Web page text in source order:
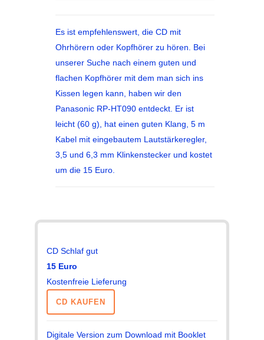
Es ist empfehlenswert, die CD mit
Ohrhörern oder Kopfhörer zu hören. Bei
unserer Suche nach einem guten und
flachen Kopfhörer mit dem man sich ins
Kissen legen kann, haben wir den
Panasonic RP-HT090 entdeckt. Er ist
leicht (60 g), hat einen guten Klang, 5 m
Kabel mit eingebautem Lautstärkeregler,
3,5 und 6,3 mm Klinkenstecker und kostet
um die 15 Euro.
CD Schlaf gut
15 Euro
Kostenfreie Lieferung
CD KAUFEN
Digitale Version zum Download mit Booklet